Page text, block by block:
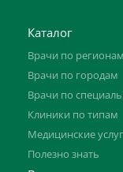
Каталог
Врачи по регионам
Врачи по городам
Врачи по
Клиники по типам
Медицинские
Полезно знать